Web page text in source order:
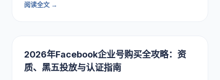
阅读全文 →
2026年Facebook企业号购买全攻略：资
质、黑五投放与认证指南